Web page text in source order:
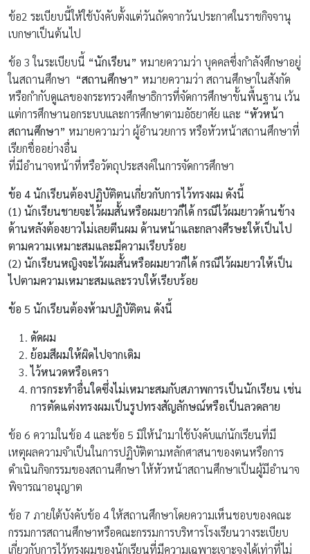
ข้อ2 ระเบียบนี้ให้ใช้บังคับตั้งแต่วันถัดจากวันประกาศในราชกิจจานุ
เบกษาเป็นต้นไป
ข้อ 3 ในระเบียบนี้ “นักเรียน” หมายความว่า บุคคลซึ่งกำลังศึกษาอยู่
ในสถานศึกษา “สถานศึกษา” หมายความว่า สถานศึกษาในสังกัด
หรือกำกับดูแลของกระทรวงศึกษาธิการที่จัดการศึกษาขั้นพื้นฐาน เว้น
แต่การศึกษานอกระบบและการศึกษาตามอัธยาศัย และ “หัวหน้า
สถานศึกษา” หมายความว่า ผู้อำนวยการ หรือหัวหน้าสถานศึกษาที่
เรียกชื่ออย่างอื่น
ที่มีอำนาจหน้าที่หรือวัตถุประสงค์ในการจัดการศึกษา
ข้อ 4 นักเรียนต้องปฏิบัติตนเกี่ยวกับการไว้ทรงผม ดังนี้
(1) นักเรียนชายจะไว้ผมสั้นหรือผมยาวก็ได้ กรณีไว้ผมยาวด้านข้าง
ด้านหลังต้องยาวไม่เลยตีนผม ด้านหน้าและกลางศีรษะให้เป็นไป
ตามความเหมาะสมและมีความเรียบร้อย
(2) นักเรียนหญิงจะไว้ผมสั้นหรือผมยาวก็ได้ กรณีไว้ผมยาวให้เป็น
ไปตามความเหมาะสมและรวบให้เรียบร้อย
ข้อ 5 นักเรียนต้องห้ามปฏิบัติตน ดังนี้
ดัดผม
ย้อมสีผมให้ผิดไปจากเดิม
ไว้หนวดหรือเครา
การกระทำอื่นใดซึ่งไม่เหมาะสมกับสภาพการเป็นนักเรียน เช่น
การตัดแต่งทรงผมเป็นรูปทรงสัญลักษณ์หรือเป็นลวดลาย
ข้อ 6 ความในข้อ 4 และข้อ 5 มิให้นำมาใช้บังคับแก่นักเรียนที่มี
เหตุผลความจำเป็นในการปฏิบัติตามหลักศาสนาของตนหรือการ
ดำเนินกิจกรรมของสถานศึกษา ให้หัวหน้าสถานศึกษาเป็นผู้มีอำนาจ
พิจารณาอนุญาต
ข้อ 7 ภายใต้บังคับข้อ 4 ให้สถานศึกษาโดยความเห็นชอบของคณะ
กรรมการสถานศึกษาหรือคณะกรรมการบริหารโรงเรียนวางระเบียบ
เกี่ยวกับการไว้ทรงผมของนักเรียนที่มีความเฉพาะเจาะจงได้เท่าที่ไม่